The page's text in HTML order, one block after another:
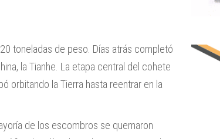
toneladas de peso. Días atrás completó
la Tianhe. La etapa central del cohete
orbitando la Tierra hasta reentrar en la
de los escombros se quemaron